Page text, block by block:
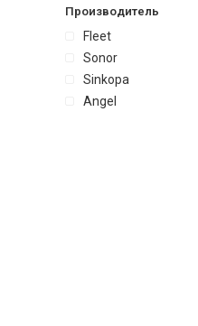
Производитель
Fleet
Sonor
Sinkopa
Angel